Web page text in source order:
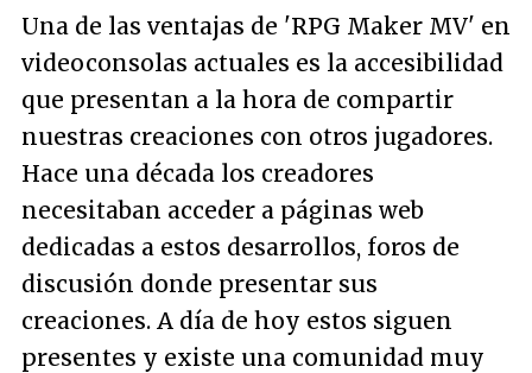
Una de las ventajas de 'RPG Maker MV' en
videoconsolas actuales es la accesibilidad
que presentan a la hora de compartir
nuestras creaciones con otros jugadores.
Hace una década los creadores
necesitaban acceder a páginas web
dedicadas a estos desarrollos, foros de
discusión donde presentar sus
creaciones. A día de hoy estos siguen
presentes y existe una comunidad muy